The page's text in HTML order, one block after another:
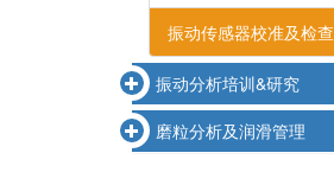
振动传感器校准及检查
振动分析培训&研究
磨粒分析及润滑管理